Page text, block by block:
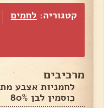
קטגוריה: לחמים
מרכיבים
לחמניות אצבע
כוסמין לבן 80%